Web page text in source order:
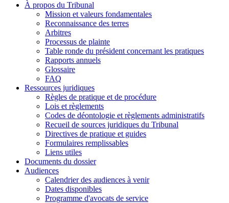
À propos du Tribunal
Mission et valeurs fondamentales
Reconnaissance des terres
Arbitres
Processus de plainte
Table ronde du président concernant les pratiques
Rapports annuels
Glossaire
FAQ
Ressources juridiques
Règles de pratique et de procédure
Lois et règlements
Codes de déontologie et règlements administratifs
Recueil de sources juridiques du Tribunal
Directives de pratique et guides
Formulaires remplissables
Liens utiles
Documents du dossier
Audiences
Calendrier des audiences à venir
Dates disponibles
Programme d'avocats de service